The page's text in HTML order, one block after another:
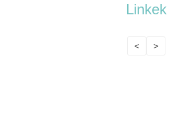
Linkek
< >